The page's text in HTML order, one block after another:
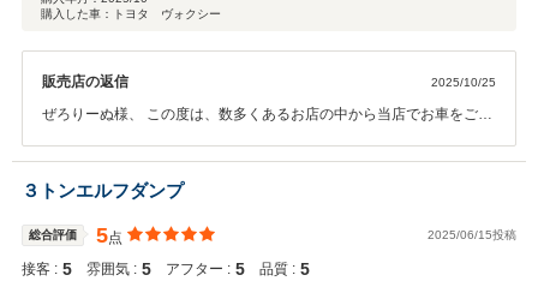
教えて下さいました。今後も困った事があったら直ぐにお電話下さいと言っ
致します。 めちゃくちゃおすすめです！！
購入した車：トヨタ ヴォクシー
販売店の返信 2025/10/25
ぜろりーぬ様、 この度は、数多くあるお店の中から当店でお車をご購
きましてありがとうございました。 納車後のアフターフォローもしっ
かりとご対応していきますので、お気軽にご相談下さい。 今後もお客
様に最高のサービスを提供することを努力していきますのでトラスト
オートをよろしくお願いいたします。安全安心なカーライフのパート
ナーとして頑張ります。 ●●トラストオート●●
３トンエルフダンプ
総合評価 5点 2025/06/15投稿
接客 : 5 雰囲気 : 5 アフター : 5 品質 : 5